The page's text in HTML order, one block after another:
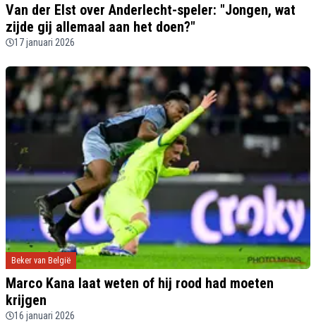
Van der Elst over Anderlecht-speler: "Jongen, wat
zijde gij allemaal aan het doen?"
17 januari 2026
Beker van België
Marco Kana laat weten of hij rood had moeten
krijgen
16 januari 2026